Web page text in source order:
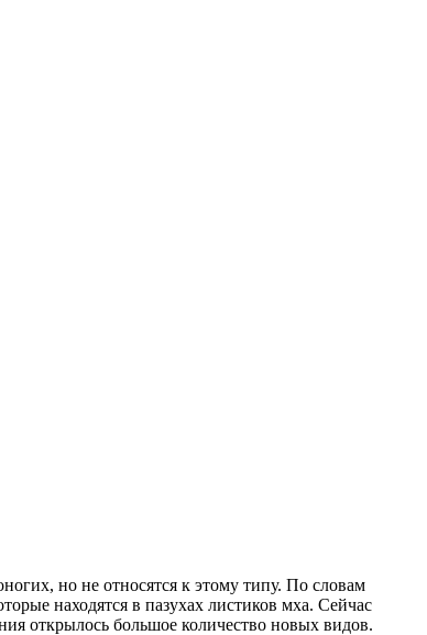
но не относятся к этому типу. По словам
находятся в пазухах листиков мха. Сейчас
открылось большое количество новых видов.